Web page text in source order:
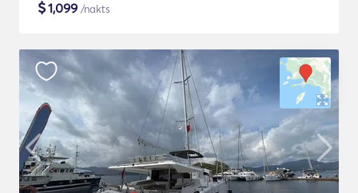
$1,099 /nakts